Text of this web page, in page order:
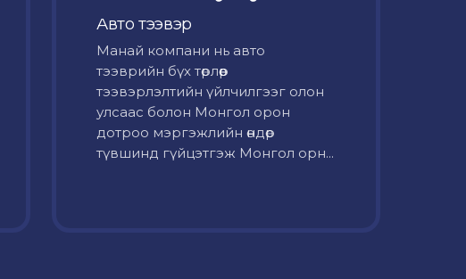
Авто тээвэр
Mанай компани нь авто
тээврийн бүх төрлөөр
тээвэрлэлтийн үйлчилгээг олон
улсаас болон Монгол орон
дотроо мэргэжлийн өндөр
түвшинд гүйцэтгэж Монгол орн...